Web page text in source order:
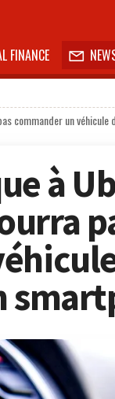
FINANCE 
commander un
à